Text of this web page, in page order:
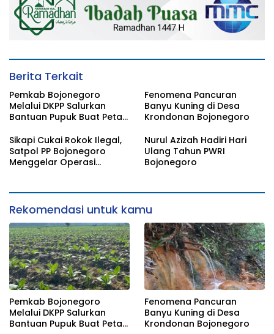
Berita Terkait
Pemkab Bojonegoro
Melalui DKPP Salurkan
Bantuan Pupuk Buat Petani
Fenomena Pancuran
Banyu Kuning di Desa
Krondonan Bojonegoro
Sikapi Cukai Rokok Ilegal,
Satpol PP Bojonegoro
Menggelar Operasi
Nurul Azizah Hadiri Hari
Ulang Tahun PWRI
Bojonegoro
Rekomendasi untuk kamu
Pemkab Bojonegoro
Melalui DKPP Salurkan
Bantuan Pupuk Buat Petani
Fenomena Pancuran
Banyu Kuning di Desa
Krondonan Bojonegoro